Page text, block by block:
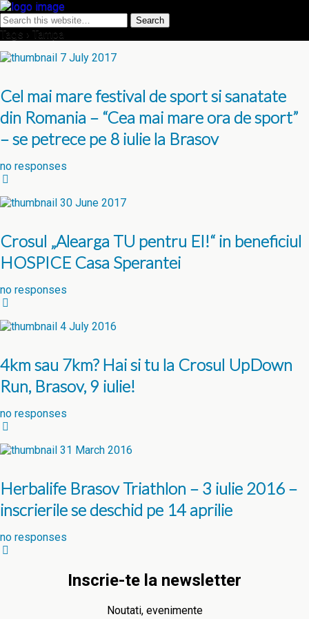
Tags › Tampa
7 July 2017
Cel mai mare festival de sport si sanatate
din Romania – “Cea mai mare ora de sport”
– se petrece pe 8 iulie la Brasov
no responses
30 June 2017
Crosul „Alearga TU pentru EI!“ in beneficiul
HOSPICE Casa Sperantei
no responses
4 July 2016
4km sau 7km? Hai si tu la Crosul UpDown
Run, Brasov, 9 iulie!
no responses
31 March 2016
Herbalife Brasov Triathlon – 3 iulie 2016 –
inscrierile se deschid pe 14 aprilie
no responses
Inscrie-te la newsletter
Noutati, evenimente